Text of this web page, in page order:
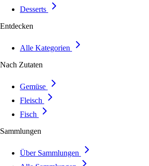
Desserts
Entdecken
Alle Kategorien
Nach Zutaten
Gemüse
Fleisch
Fisch
Sammlungen
Über Sammlungen